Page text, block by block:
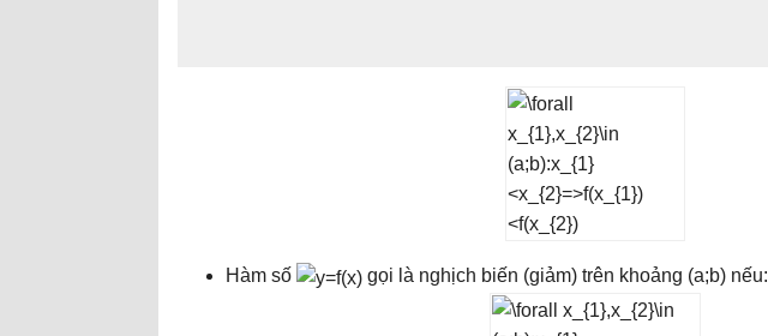
Hàm số gọi là nghịch biến (giảm) trên khoảng (a;b) nếu: